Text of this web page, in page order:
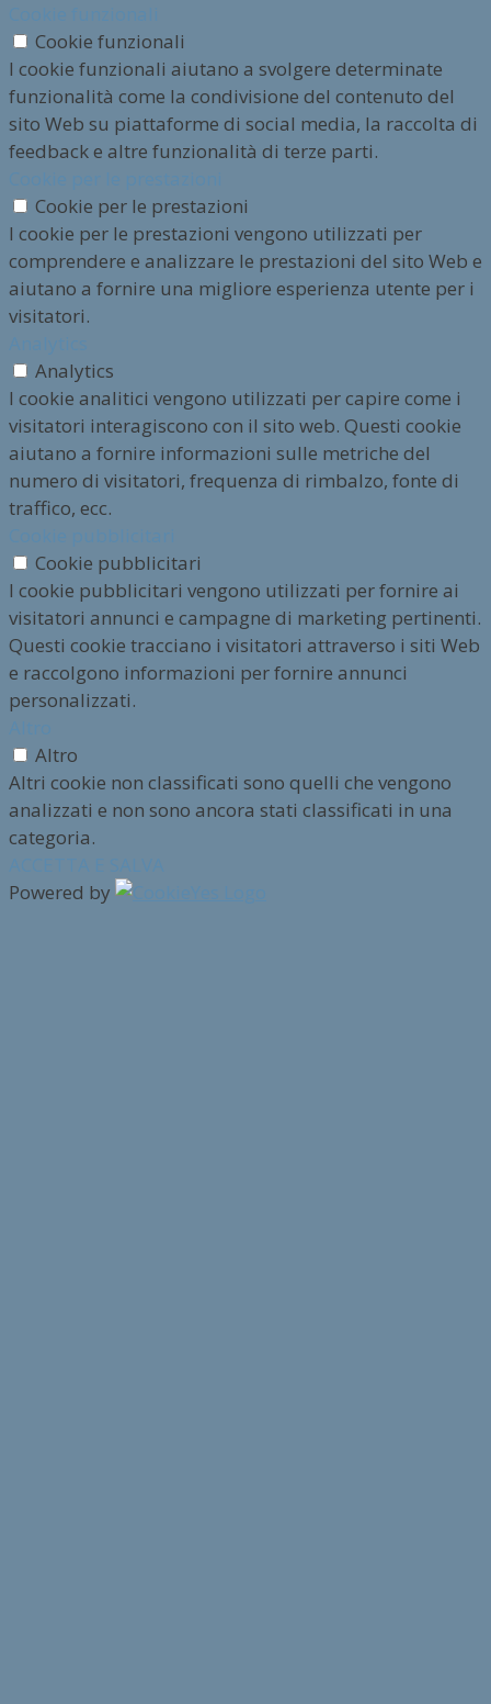
Cookie funzionali
I cookie funzionali aiutano a svolgere determinate
funzionalità come la condivisione del contenuto del
sito Web su piattaforme di social media, la raccolta di
feedback e altre funzionalità di terze parti.
Cookie per le prestazioni
I cookie per le prestazioni vengono utilizzati per
comprendere e analizzare le prestazioni del sito Web e
aiutano a fornire una migliore esperienza utente per i
visitatori.
Analytics
I cookie analitici vengono utilizzati per capire come i
visitatori interagiscono con il sito web. Questi cookie
aiutano a fornire informazioni sulle metriche del
numero di visitatori, frequenza di rimbalzo, fonte di
traffico, ecc.
Cookie pubblicitari
I cookie pubblicitari vengono utilizzati per fornire ai
visitatori annunci e campagne di marketing pertinenti.
Questi cookie tracciano i visitatori attraverso i siti Web
e raccolgono informazioni per fornire annunci
personalizzati.
Altro
Altri cookie non classificati sono quelli che vengono
analizzati e non sono ancora stati classificati in una
categoria.
Powered by